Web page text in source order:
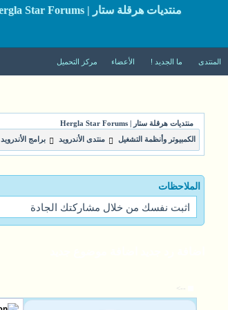
منتديات هرقلة ستار | Hergla Star Forums
المنتدى ما الجديد ! الأعضاء مركز التحميل
منتديات هرقلة ستار | Hergla Star Forums
الكمبيوتر وأنظمة التشغيل
منتدى الأندرويد برامج الأندرويد
الملاحظات
اثبت نفسك من خلال مشاركتك الجادة
-->